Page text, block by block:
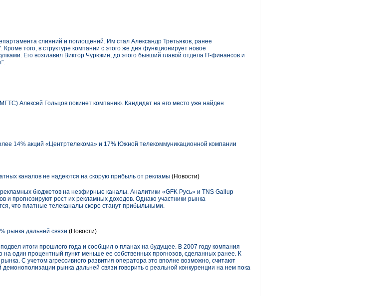
слияний и поглощений. Им стал Александр Третьяков, ранее
того, в структуре компании с этого же дня функционирует новое
Его возглавил Виктор Чурюкин, до этого бывший главой отдела IT-финансов и
Алексей Гольцов покинет компанию. Кандидат на его место уже найден
14% акций «Центртелекома» и 17% Южной телекоммуникационной компании
каналов не надеются на скорую прибыль от рекламы (Новости)
бюджетов на неэфирные каналы. Аналитики «GFK Русь» и TNS Gallup
и прогнозируют рост их рекламных доходов. Однако участники рынка
что платные телеканалы скоро станут прибыльными.
рынка дальней связи (Новости)
итоги прошлого года и сообщил о планах на будущее. В 2007 году компания
на один процентный пункт меньше ее собственных прогнозов, сделанных ранее. К
С учетом агрессивного развития оператора это вполне возможно, считают
рынка дальней связи говорить о реальной конкуренции на нем пока